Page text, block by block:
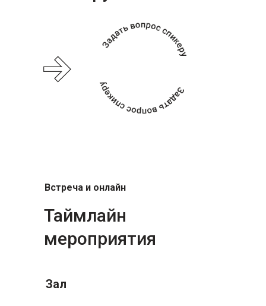
Таймлайн
мероприятия
Встреча и онлайн
Зал